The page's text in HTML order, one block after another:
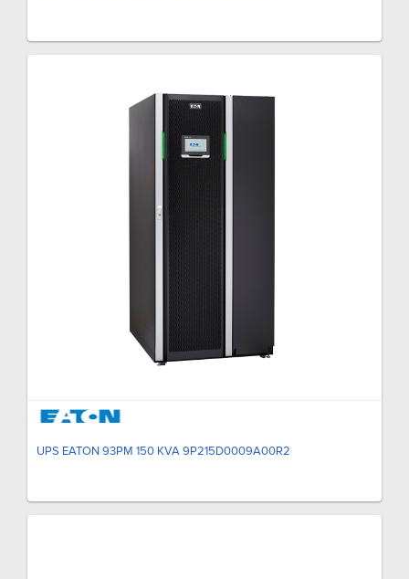
UPS EATON 93PM 150 KVA 9P215D0009A00R2